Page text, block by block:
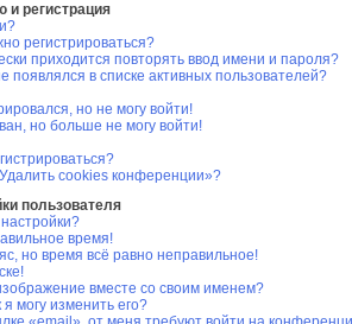
и регистрация
регистрироваться?
приходится повторять ввод имени и пароля?
появлялся в списке активных пользователей?
но не могу войти!
но больше не могу войти!
cookies конференции»?
пользователя
время!
но время всё равно неправильное!
вместе со своим именем?
я могу изменить его?